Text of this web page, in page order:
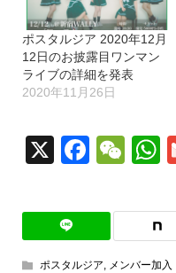
ポスタルジア 2020年12月
12日のお披露目ワンマン
ライブの詳細を発表
2020年11月26日
X
ポスタルジア
メンバー加